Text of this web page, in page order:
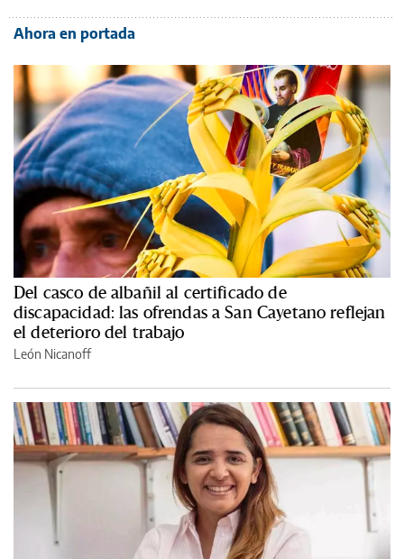
Ahora en portada
Del casco de albañil al certificado de
discapacidad: las ofrendas a San Cayetano reflejan
el deterioro del trabajo
León Nicanoff